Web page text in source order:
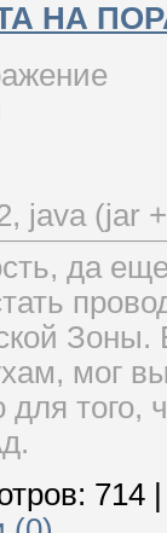
НА
java (jar
да
Зоны.
мог
для
714